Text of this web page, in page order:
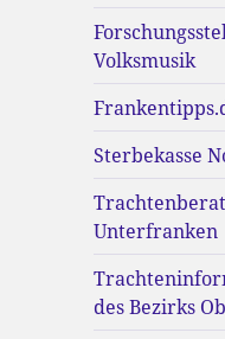
Volksmusik
Sterbekasse
Unterfranken
des Bezirks